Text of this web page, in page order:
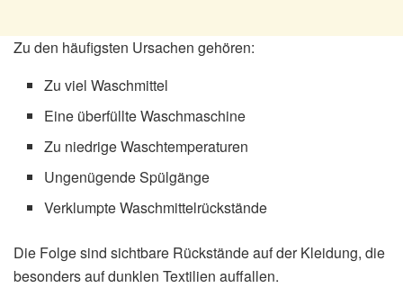
Zu den häufigsten Ursachen gehören:
Zu viel Waschmittel
Eine überfüllte Waschmaschine
Zu niedrige Waschtemperaturen
Ungenügende Spülgänge
Verklumpte Waschmittelrückstände
Die Folge sind sichtbare Rückstände auf der Kleidung, die
besonders auf dunklen Textilien auffallen.